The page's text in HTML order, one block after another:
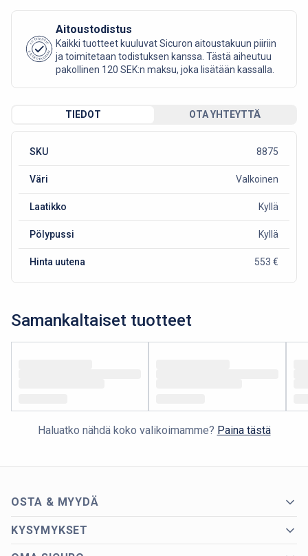
AUTHENTIC
SICURO FASHION
Aitoustodistus
Kaikki tuotteet kuuluvat Sicuron aitoustakuun piiriin
ja toimitetaan todistuksen kanssa. Tästä aiheutuu
pakollinen 120 SEK:n maksu, joka lisätään kassalla.
TIEDOT OTA YHTEYTTÄ
SKU 8875
Väri Valkoinen
Laatikko Kyllä
Pölypussi Kyllä
Hinta uutena 553 €
Samankaltaiset tuotteet
Haluatko nähdä koko valikoimamme? Paina tästä
OSTA & MYYDÄ
KYSYMYKSET